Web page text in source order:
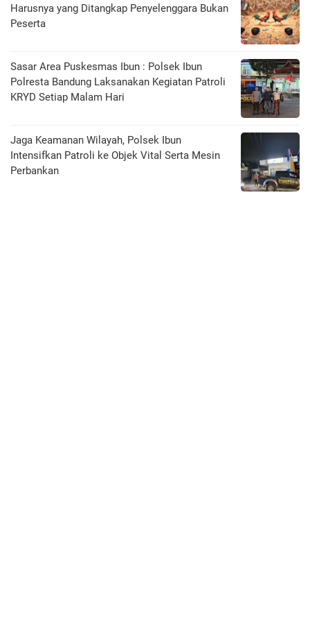
Harusnya yang Ditangkap Penyelenggara Bukan
Peserta
Sasar Area Puskesmas Ibun : Polsek Ibun
Polresta Bandung Laksanakan Kegiatan Patroli
KRYD Setiap Malam Hari
Jaga Keamanan Wilayah, Polsek Ibun
Intensifkan Patroli ke Objek Vital Serta Mesin
Perbankan